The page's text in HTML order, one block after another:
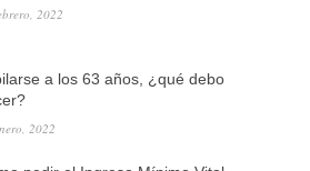
2022
a los 63 años, ¿qué debo
2022